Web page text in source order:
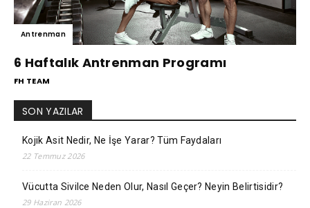
Antrenman
6 Haftalık Antrenman Programı
FH TEAM
SON YAZILAR
Kojik Asit Nedir, Ne İşe Yarar? Tüm Faydaları
22 Temmuz 2026
Vücutta Sivilce Neden Olur, Nasıl Geçer? Neyin Belirtisidir?
29 Haziran 2026